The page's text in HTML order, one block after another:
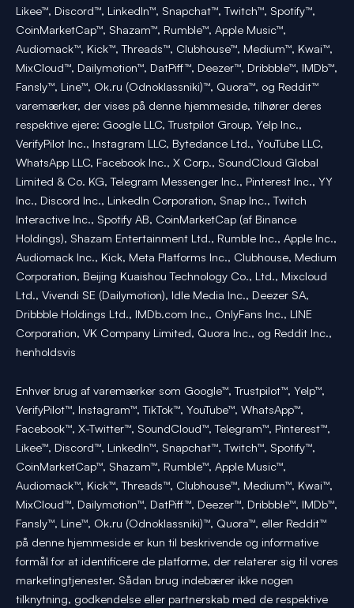
Likee™, Discord™, LinkedIn™, Snapchat™, Twitch™, Spotify™,
CoinMarketCap™, Shazam™, Rumble™, Apple Music™,
Audiomack™, Kick™, Threads™, Clubhouse™, Medium™, Kwai™,
MixCloud™, Dailymotion™, DatPiff™, Deezer™, Dribbble™, IMDb™,
Fansly™, Line™, Ok.ru (Odnoklassniki)™, Quora™, og Reddit™
varemærker, der vises på denne hjemmeside, tilhører deres
respektive ejere: Google LLC, Trustpilot Group, Yelp Inc.,
VerifyPilot Inc., Instagram LLC, Bytedance Ltd., YouTube LLC,
WhatsApp LLC, Facebook Inc., X Corp., SoundCloud Global
Limited & Co. KG, Telegram Messenger Inc., Pinterest Inc., YY
Inc., Discord Inc., LinkedIn Corporation, Snap Inc., Twitch
Interactive Inc., Spotify AB, CoinMarketCap (af Binance
Holdings), Shazam Entertainment Ltd., Rumble Inc., Apple Inc.,
Audiomack Inc., Kick, Meta Platforms Inc., Clubhouse, Medium
Corporation, Beijing Kuaishou Technology Co., Ltd., Mixcloud
Ltd., Vivendi SE (Dailymotion), Idle Media Inc., Deezer SA,
Dribbble Holdings Ltd., IMDb.com Inc., OnlyFans Inc., LINE
Corporation, VK Company Limited, Quora Inc., og Reddit Inc.,
henholdsvis
Enhver brug af varemærker som Google™, Trustpilot™, Yelp™,
VerifyPilot™, Instagram™, TikTok™, YouTube™, WhatsApp™,
Facebook™, X-Twitter™, SoundCloud™, Telegram™, Pinterest™,
Likee™, Discord™, LinkedIn™, Snapchat™, Twitch™, Spotify™,
CoinMarketCap™, Shazam™, Rumble™, Apple Music™,
Audiomack™, Kick™, Threads™, Clubhouse™, Medium™, Kwai™,
MixCloud™, Dailymotion™, DatPiff™, Deezer™, Dribbble™, IMDb™,
Fansly™, Line™, Ok.ru (Odnoklassniki)™, Quora™, eller Reddit™
på denne hjemmeside er kun til beskrivende og informative
formål for at identificere de platforme, der relaterer sig til vores
marketingtjenester. Sådan brug indebærer ikke nogen
tilknytning, godkendelse eller partnerskab med de respektive